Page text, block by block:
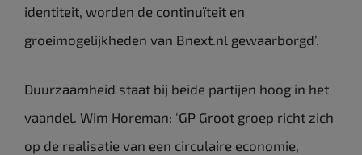
identiteit, worden de continuïteit en
groeimogelijkheden van Bnext.nl gewaarborgd’.
Duurzaamheid staat bij beide partijen hoog in het
vaandel. Wim Horeman: ‘GP Groot groep richt zich
op de realisatie van een circulaire economie,